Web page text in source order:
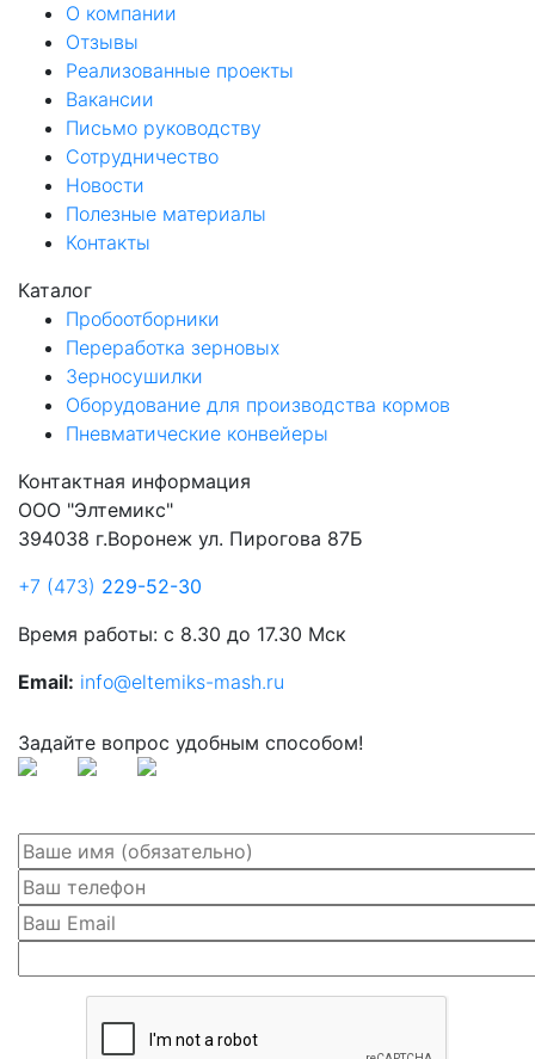
О компании
Отзывы
Реализованные проекты
Вакансии
Письмо руководству
Сотрудничество
Новости
Полезные материалы
Контакты
Каталог
Пробоотборники
Переработка зерновых
Зерносушилки
Оборудование для производства кормов
Пневматические конвейеры
Контактная информация
ООО "Элтемикс"
394038 г.Воронеж ул. Пирогова 87Б
+7 (473) 229-52-30
Время работы: с 8.30 до 17.30 Мск
Email: info@eltemiks-mash.ru
Задайте вопрос удобным способом!